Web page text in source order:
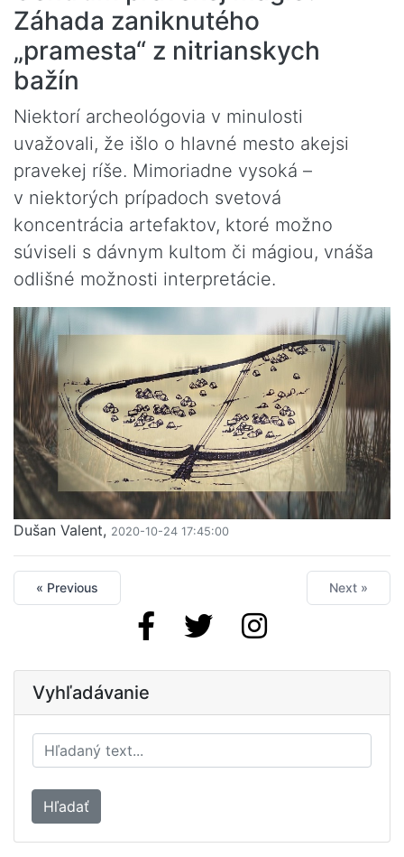
Záhada zaniknutého
„pramesta“ z nitrianskych
bažín
Niektorí archeológovia v minulosti
uvažovali, že išlo o hlavné mesto akejsi
pravekej ríše. Mimoriadne vysoká –
v niektorých prípadoch svetová
koncentrácia artefaktov, ktoré možno
súviseli s dávnym kultom či mágiou, vnáša
odlišné možnosti interpretácie.
Dušan Valent, 2020-10-24 17:45:00
« Previous Next »
Vyhľadávanie
Hľadať